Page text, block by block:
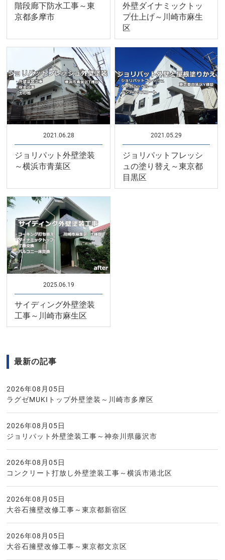
階段廊下防水工事～東
京都多摩市
外壁ダイナミックトッ
プ仕上げ～川崎市麻生
区
2021.06.28
ジョリパット外壁塗装
～横浜市青葉区
2021.05.29
ジョリパットフレッシ
ュの塗り替え～東京都
目黒区
2025.06.19
サイディング外壁塗装
工事～川崎市麻生区
最新の記事
2026年08月05日
ラグゼMUKIトップ外壁塗装～川崎市多摩区
2026年08月05日
ジョリパット外壁塗装工事～神奈川県藤沢市
2026年08月05日
コンクリート打放し外壁塗装工事～横浜市港北区
2026年08月05日
大谷石擁壁改修工事～東京都新宿区
2026年08月05日
大谷石擁壁改修工事～東京都文京区